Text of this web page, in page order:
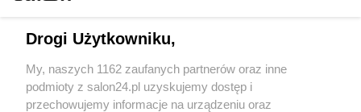
Sport
Społeczeństwo
Drogi Użytkowniku,
My, naszych 1162 zaufanych partnerów oraz inne
podmioty z salon24.pl uzyskujemy dostęp i
przechowujemy informacje na urządzeniu oraz